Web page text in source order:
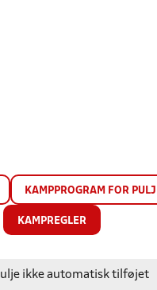
KAMPPROGRAM FOR
KAMPREGLER
ikke automatisk tilføjet